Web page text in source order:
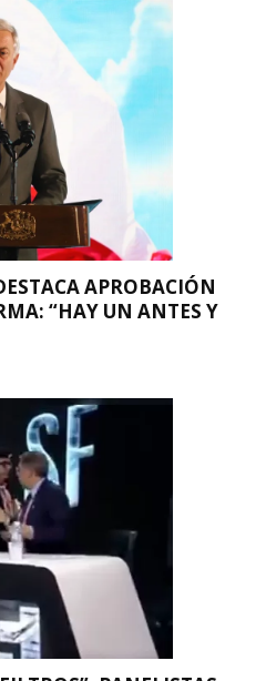
APROBACIÓN
“HAY UN ANTES Y